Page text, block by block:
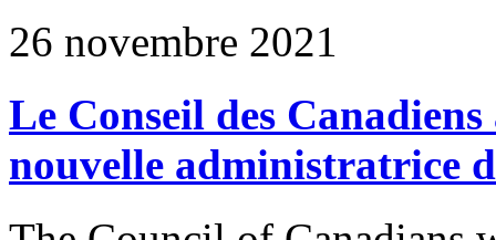
26 novembre 2021
Le Conseil des
nouvelle administratrice